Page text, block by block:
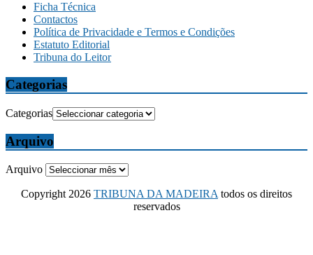
Ficha Técnica
Contactos
Política de Privacidade e Termos e Condições
Estatuto Editorial
Tribuna do Leitor
Categorias
Categorias
Arquivo
Arquivo
Copyright 2026 TRIBUNA DA MADEIRA todos os direitos
reservados